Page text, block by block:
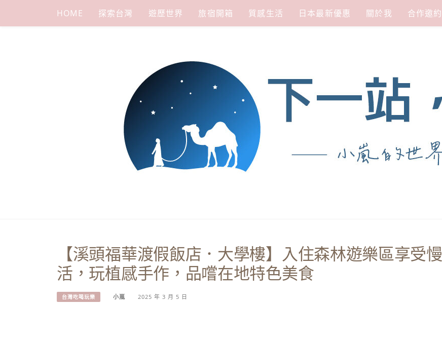
HOME 探索台灣 遊歷世界 旅宿開箱 質感生活 日本最新優惠 關於我 合作邀約
【溪頭福華渡假飯店．大學樓】入住森林遊樂區享受慢
活，玩植感手作，品嚐在地特色美食
台灣吃喝玩樂 小嵐 2025 年 3 月 5 日